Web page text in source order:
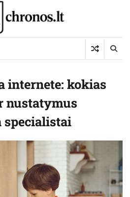
internete: kokias
nustatymus
specialistai